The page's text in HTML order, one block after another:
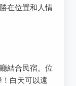
在位置和人情
結合民宿。位
白天可以遠